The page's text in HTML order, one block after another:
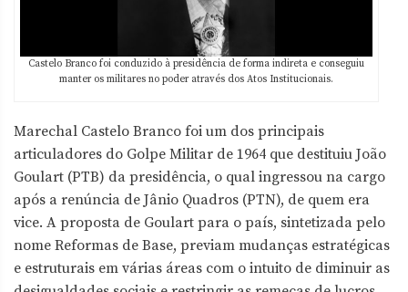
Castelo Branco foi conduzido à presidência de forma indireta e conseguiu
manter os militares no poder através dos Atos Institucionais.
Marechal Castelo Branco foi um dos principais
articuladores do Golpe Militar de 1964 que destituiu João
Goulart (PTB) da presidência, o qual ingressou na cargo
após a renúncia de Jânio Quadros (PTN), de quem era
vice. A proposta de Goulart para o país, sintetizada pelo
nome Reformas de Base, previam mudanças estratégicas
e estruturais em várias áreas com o intuito de diminuir as